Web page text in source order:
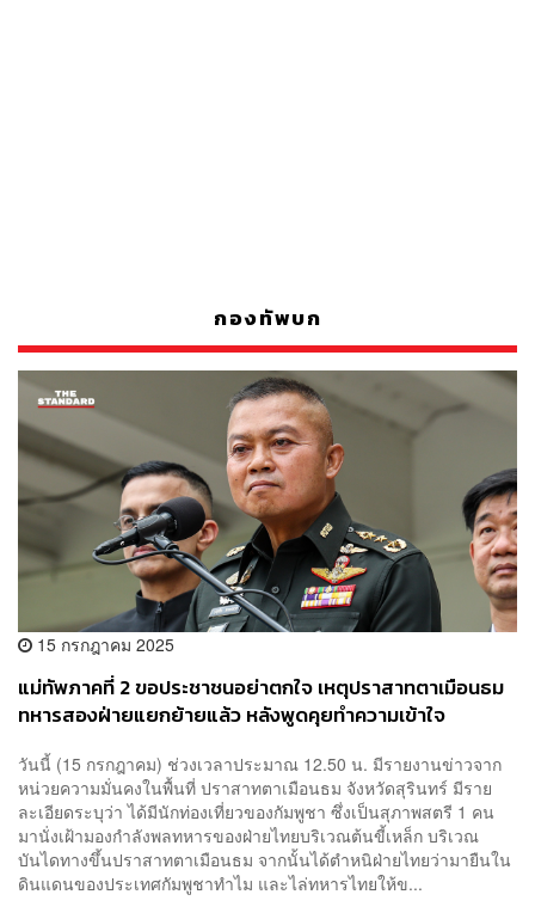
กองทัพบก
15 กรกฎาคม 2025
แม่ทัพภาคที่ 2 ขอประชาชนอย่าตกใจ เหตุปราสาทตาเมือนธม
ทหารสองฝ่ายแยกย้ายแล้ว หลังพูดคุยทำความเข้าใจ
วันนี้ (15 กรกฎาคม) ช่วงเวลาประมาณ 12.50 น. มีรายงานข่าวจาก
หน่วยความมั่นคงในพื้นที่ ปราสาทตาเมือนธม จังหวัดสุรินทร์ มีราย
ละเอียดระบุว่า ได้มีนักท่องเที่ยวของกัมพูชา ซึ่งเป็นสุภาพสตรี 1 คน
มานั่งเฝ้ามองกำลังพลทหารของฝ่ายไทยบริเวณต้นขี้เหล็ก บริเวณ
บันไดทางขึ้นปราสาทตาเมือนธม จากนั้นได้ตำหนิฝ่ายไทยว่ามายืนใน
ดินแดนของประเทศกัมพูชาทำไม และไล่ทหารไทยให้ข...